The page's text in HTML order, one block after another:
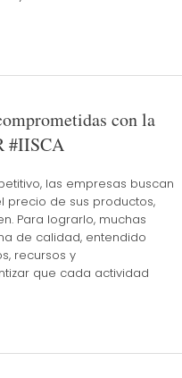
con la
#IISCA
las empresas buscan
precio de sus productos,
Para lograrlo, muchas
de calidad, entendido
recursos y
que cada actividad